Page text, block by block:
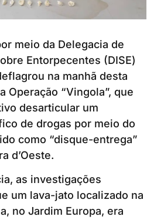
meio da Delegacia de
Entorpecentes (DISE)
na manhã desta
Operação “Vingola”, que
desarticular um
de drogas por meio do
como “disque-entrega”
d’Oeste.
as investigações
um lava-jato localizado na
no Jardim Europa, era